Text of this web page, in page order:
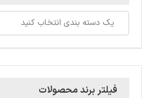
یک دسته بندی انتخاب کنید
فیلتر برند محصولات